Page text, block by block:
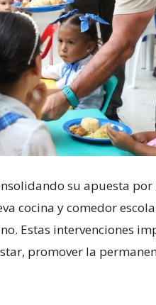
su apuesta
cocina y comedor
Estas intervenciones
promover la